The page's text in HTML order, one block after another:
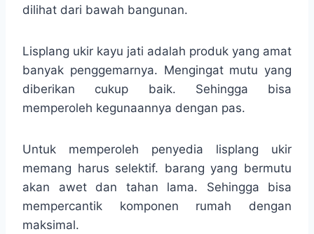
dilihat dari bawah bangunan.
Lisplang ukir kayu jati adalah produk yang amat
banyak penggemarnya. Mengingat mutu yang
diberikan cukup baik. Sehingga bisa
memperoleh kegunaannya dengan pas.
Untuk memperoleh penyedia lisplang ukir
memang harus selektif. barang yang bermutu
akan awet dan tahan lama. Sehingga bisa
mempercantik komponen rumah dengan
maksimal.